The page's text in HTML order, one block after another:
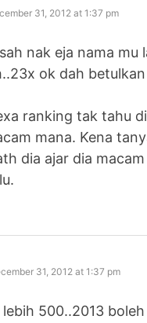
31, 2012 at 1:37 pm
nak eja nama mu
ok dah betulkan
ranking tak tahu
mana. Kena
dia ajar dia
31, 2012 at 1:37 pm
500..2013